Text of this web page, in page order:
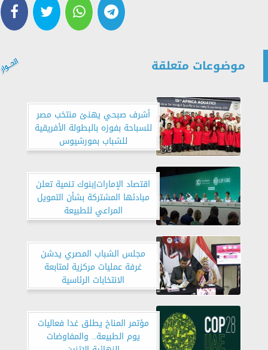
موضوعات متعلقة
أشرف صبحي يهنئ منتخب مصر
للسباحة بفوزه بالبطولة الأفريقية
للشباب بمورشيوس
اقتصاد الإمارات|بنوك تنمية تعلن
مبادئها المشتركة بشأن التمويل
المراعي للطبيعة
مجلس الشباب المصري يدشن
غرفة عمليات مركزية لمتابعة
الانتخابات الرئاسية
مؤتمر المناخ يطلق غدا فعاليات
يوم الطبيعة.. والمفاوضات